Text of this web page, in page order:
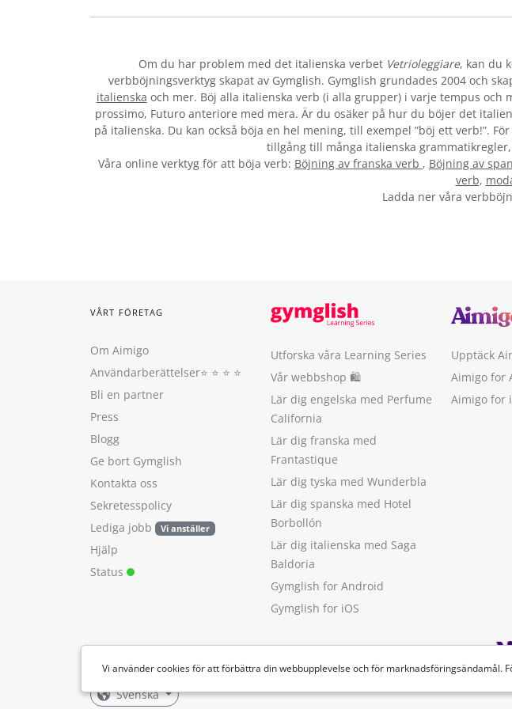
Om du har problem med det italienska verbet Vetrioleggiare, kan du
verbböjningsverktyg skapat av Gymglish. Gymglish grundades 2004 och
italienska och mer. Böj alla italienska verb (i alla grupper) i varje tempus och
prossimo, Futuro anteriore med mera. Är du osäker på hur du böjer det
på italienska. Du kan också böja en hel mening, till exempel ”böj ett verb!”.
tillgång till många italienska
Våra online verktyg för att böja verb: Böjning av franska verb , Böjning av
verb,
Ladda ner våra
Vi använder cookies för att förbättra din webbupplevelse och för marknadsföringsändamål.
VÅRT FÖRETAG
Om Aimigo
Användarberättelser⭐️ ⭐️ ⭐️ ⭐️
Bli en partner
Press
Blogg
Ge bort Gymglish
Kontakta oss
Sekretesspolicy
Lediga jobb
Vi anställer
Hjälp
Status
Utforska våra Learning Series
Vår webbshop 🛍
Lär dig engelska med Perfume
California
Lär dig franska med
Frantastique
Lär dig tyska med Wunderbla
Lär dig spanska med Hotel
Borbollón
Lär dig italienska med Saga
Baldoria
Gymglish for Android
Gymglish for iOS
Upptäck
Aimigo for
Aimigo for
Svenska